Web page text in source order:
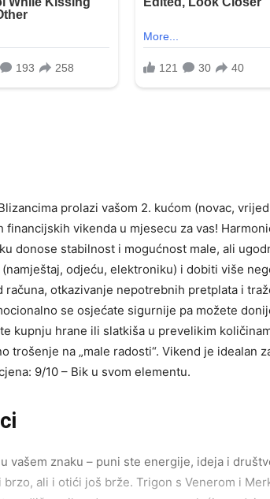
prolazi vašom 2. kućom (novac,
financijskih vikenda u mjesecu za vas!
donose stabilnost i mogućnost male, ali
odjeću, elektroniku) i dobiti više
računa, otkazivanje nepotrebnih pretplata i
se osjećate sigurnije pa možete
kupnju hrane ili slatkiša u prevelikim
trošenje na „male radosti“. Vikend je idealan
9/10 – Bik u svom elementu.
vašem znaku – puni ste energije, ideja i
brzo, ali i otići još brže. Trigon s Venerom i